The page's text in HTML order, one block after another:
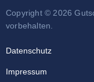
Copyright © 2026
vorbehalten.
Datenschutz
Impressum